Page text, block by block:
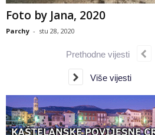
Foto by Jana, 2020
Parchy - stu 28, 2020
Prethodne vijesti
Više vijesti